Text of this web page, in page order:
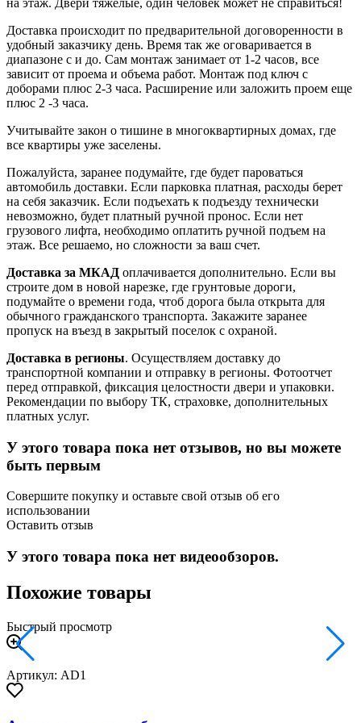
на этаж. Двери тяжелые, один человек может не справиться!
Доставка происходит по предварительной договоренности в
удобный заказчику день. Время так же оговаривается в
диапазоне с и до. Сам монтаж занимает от 1-2 часов, все
зависит от проема и объема работ. Монтаж под ключ с
доборами плюс 2-3 часа. Расширение или заложить проем еще
плюс 2 -3 часа.
Учитывайте закон о тишине в многоквартирных домах, где
все квартиры уже заселены.
Пожалуйста, заранее подумайте, где будет пароваться
автомобиль доставки. Если парковка платная, расходы берет
на себя заказчик. Если подъехать к подъезду технически
невозможно, будет платный ручной пронос. Если нет
грузового лифта, необходимо оплатить ручной подъем на
этаж. Все решаемо, но сложности за ваш счет.
Доставка за МКАД оплачивается дополнительно. Если вы
строите дом в новой нарезке, где грунтовые дороги,
подумайте о времени года, чтоб дорога была открыта для
обычного гражданского транспорта. Закажите заранее
пропуск на въезд в закрытый поселок с охраной.
Доставка в регионы. Осуществляем доставку до
транспортной компании и отправку в регионы. Фотоотчет
перед отправкой, фиксация целостности двери и упаковки.
Рекомендации по выбору ТК, страховке, дополнительных
платных услуг.
У этого товара пока нет отзывов, но вы можете
быть первым
Совершите покупку и оставьте свой отзыв об его
использовании
Оставить отзыв
У этого товара пока нет видеообзоров.
Похожие товары
Быстрый просмотр
Артикул: AD1